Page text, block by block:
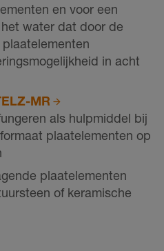
en voor een
water dat door de
in acht
MR
als hulpmiddel bij
plaatelementen op
plaatelementen
of keramische